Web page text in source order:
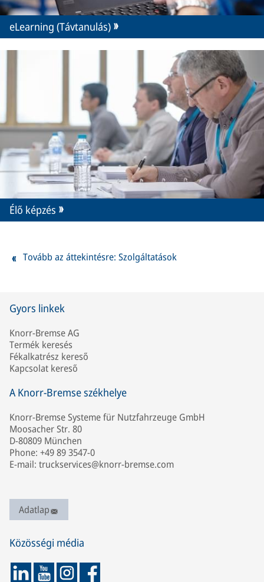
eLearning (Távtanulás)
Élő képzés
Tovább az áttekintésre: Szolgáltatások
Gyors linkek
Knorr-Bremse AG
Termék keresés
Fékalkatrész kereső
Kapcsolat kereső
A Knorr-Bremse székhelye
Knorr-Bremse Systeme für Nutzfahrzeuge GmbH
Moosacher Str. 80
D-80809 München
Phone: +49 89 3547-0
E-mail: truckservices@knorr-bremse.com
Adatlap
Közösségi média